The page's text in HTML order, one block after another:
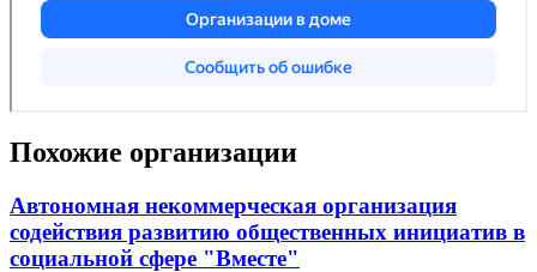
Похожие организации
Автономная некоммерческая организация
содействия развитию общественных инициатив в
социальной сфере "Вместе"